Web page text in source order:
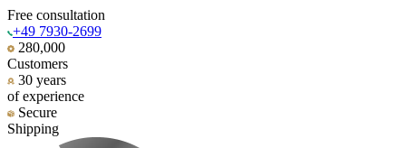
Free consultation
+49 7930-2699
280,000
Customers
30 years
of experience
Secure
Shipping